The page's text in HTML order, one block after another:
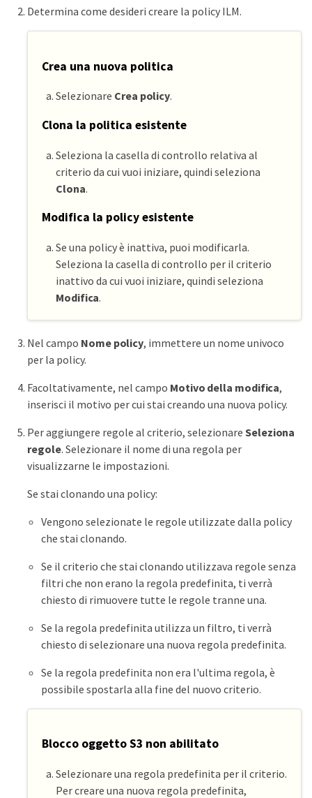
Determina come desideri creare la policy ILM.
Crea una nuova politica
Selezionare Crea policy.
Clona la politica esistente
Seleziona la casella di controllo relativa al
criterio da cui vuoi iniziare, quindi seleziona
Clona.
Modifica la policy esistente
Se una policy è inattiva, puoi modificarla.
Seleziona la casella di controllo per il criterio
inattivo da cui vuoi iniziare, quindi seleziona
Modifica.
Nel campo Nome policy, immettere un nome univoco
per la policy.
Facoltativamente, nel campo Motivo della modifica,
inserisci il motivo per cui stai creando una nuova policy.
Per aggiungere regole al criterio, selezionare Seleziona
regole. Selezionare il nome di una regola per
visualizzarne le impostazioni.
Se stai clonando una policy:
Vengono selezionate le regole utilizzate dalla policy
che stai clonando.
Se il criterio che stai clonando utilizzava regole senza
filtri che non erano la regola predefinita, ti verrà
chiesto di rimuovere tutte le regole tranne una.
Se la regola predefinita utilizza un filtro, ti verrà
chiesto di selezionare una nuova regola predefinita.
Se la regola predefinita non era l'ultima regola, è
possibile spostarla alla fine del nuovo criterio.
Blocco oggetto S3 non abilitato
Selezionare una regola predefinita per il criterio.
Per creare una nuova regola predefinita,